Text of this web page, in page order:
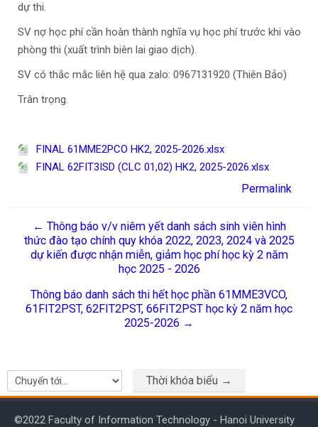
dự thi.
SV nợ học phí cần hoàn thành nghĩa vụ học phí trước khi vào
phòng thi (xuất trình biên lai giao dịch).
SV có thắc mắc liên hệ qua zalo: 0967131920 (Thiên Bảo)
Trân trọng.
FINAL 61MME2PCO HK2, 2025-2026.xlsx
FINAL 62FIT3ISD (CLC 01,02) HK2, 2025-2026.xlsx
Permalink
← Thông báo v/v niêm yết danh sách sinh viên hình
thức đào tạo chính quy khóa 2022, 2023, 2024 và 2025
dự kiến được nhận miễn, giảm học phí học kỳ 2 năm
học 2025 - 2026
Thông báo danh sách thi hết học phần 61MME3VCO,
61FIT2PST, 62FIT2PST, 66FIT2PST học kỳ 2 năm học
2025-2026 →
Chuyển tới... Thời khóa biểu →
©2022 Faculty of Information Technology - Hanoi University